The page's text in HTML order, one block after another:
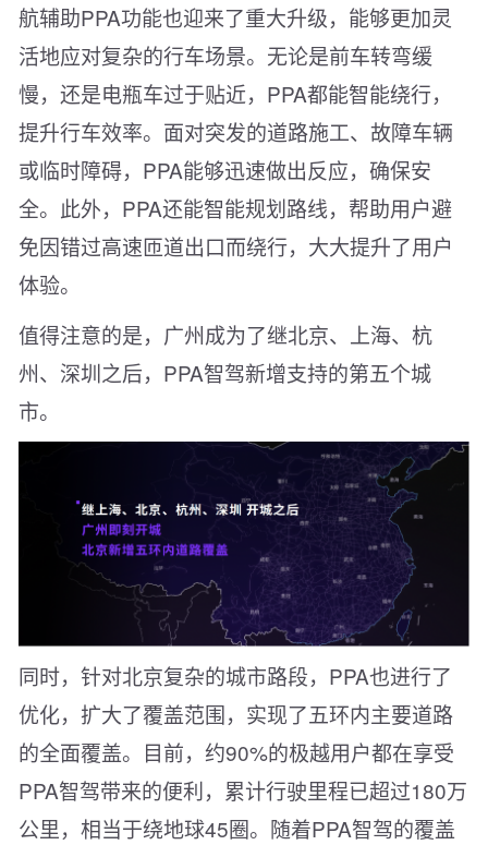
航辅助PPA功能也迎来了重大升级，能够更加灵
活地应对复杂的行车场景。无论是前车转弯缓
慢，还是电瓶车过于贴近，PPA都能智能绕行，
提升行车效率。面对突发的道路施工、故障车辆
或临时障碍，PPA能够迅速做出反应，确保安
全。此外，PPA还能智能规划路线，帮助用户避
免因错过高速匝道出口而绕行，大大提升了用户
体验。
值得注意的是，广州成为了继北京、上海、杭
州、深圳之后，PPA智驾新增支持的第五个城
市。
同时，针对北京复杂的城市路段，PPA也进行了
优化，扩大了覆盖范围，实现了五环内主要道路
的全面覆盖。目前，约90%的极越用户都在享受
PPA智驾带来的便利，累计行驶里程已超过180万
公里，相当于绕地球45圈。随着PPA智驾的覆盖